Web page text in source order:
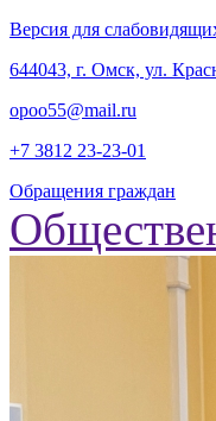
Версия для
‎644043, г. Омск, ул.
opoo55@mail.ru
+7 3812 23-23-01
Обращения граждан